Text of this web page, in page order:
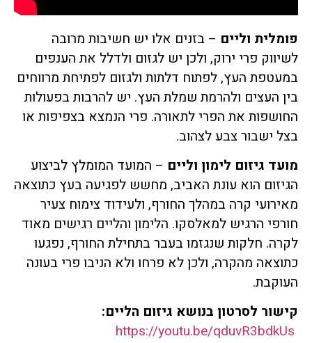
פומלית וליים – בזנים אלו יש חשיבות מרובה
לשיווק פרי ירוק, ולכן יש לגזום ולדלל את הענפים
במעטפת העץ, לפתוח דלתות ולגזום לפתיחת מרווחים
בין העצים ולהרמת שמלת העץ. יש להרבות בפעולות
החושפות את הפרי לתאורה. פרי הנמצא בצפיפות או
בצל ישבור צבע לצהוב.
מועד גיזום לימון וליים – המועד המומלץ לביצוע
הגיזום הוא עונת האביב, מחשש לפגיעה בעץ כתוצאה
מאירועי קרה במהלך החורף, ולעידוד צימוח צעיר
חורפי הרגיש למאלסקו. הלימון והליים רגישים מאוד
לקרה. חלקות שנגזמו בעבר בתחילת החורף, נפגעו
כתוצאה מהקרה, ולכן לא פרחו ולא הניבו פרי בעונה
העוקבת.
קישור לסרטון בנושא גיזום הליים:
https://youtu.be/qduvR3bdkUs